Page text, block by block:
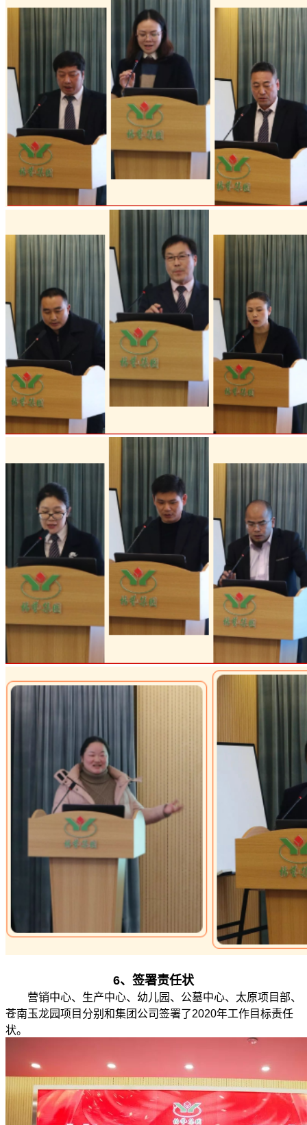
6、 签署责任状
营销中心、生产中心、幼儿园、公墓中心、太原项目部、
苍南玉龙园项目分别和集团公司签署了2020年工作目标责任
状。